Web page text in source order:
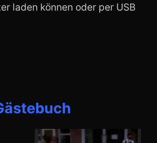
laden können oder per USB